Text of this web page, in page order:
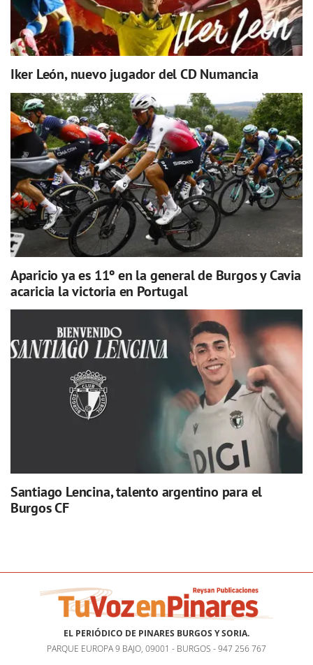
Iker León, nuevo jugador del CD Numancia
Aparicio ya es 11º en la general de Burgos y Cavia
acaricia la victoria en Portugal
Santiago Lencina, talento argentino para el
Burgos CF
EL PERIÓDICO DE PINARES BURGOS Y SORIA.
PARQUE EUROPA 9 BAJO, 09001 - BURGOS - 947 256 767